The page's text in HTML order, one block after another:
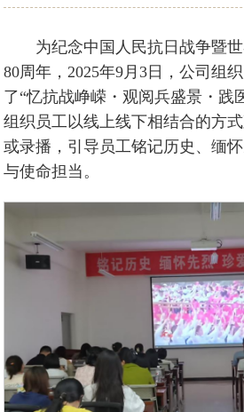
为纪念中国人民抗日战争暨
80周年，2025年9月3日，公司组
了“忆抗战峥嵘・观阅兵盛景・践
组织员工以线上线下相结合的方
或录播，引导员工铭记历史、缅
与使命担当。